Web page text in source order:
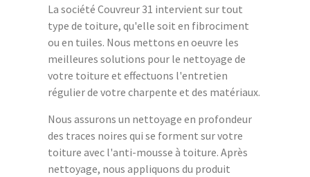
La société Couvreur 31 intervient sur tout
type de toiture, qu'elle soit en fibrociment
ou en tuiles. Nous mettons en oeuvre les
meilleures solutions pour le nettoyage de
votre toiture et effectuons l'entretien
régulier de votre charpente et des matériaux.
Nous assurons un nettoyage en profondeur
des traces noires qui se forment sur votre
toiture avec l'anti-mousse à toiture. Après
nettoyage, nous appliquons du produit